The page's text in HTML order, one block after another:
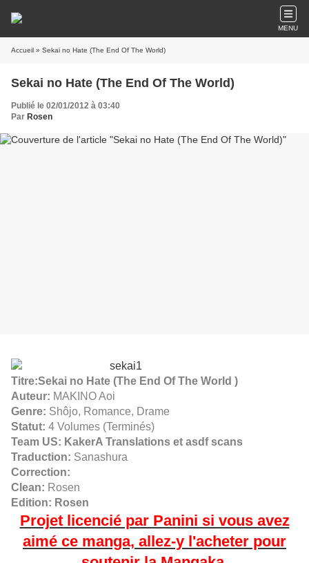
MENU
Accueil » Sekai no Hate (The End Of The World)
Sekai no Hate (The End Of The World)
Publié le 02/01/2012 à 03:40
Par Rosen
Titre:Sekai no Hate (The End Of The World )
Auteur: MAKINO Aoi
Genre: Shôjo, Romance, Drame
Statut: 4 Volumes (Terminés)
Team US: KakerA Translations et asdf scans
Traduction: Sanashura
Correction:
Clean: Rosen
Edition: Rosen
Projet licencié par Panini si vous avez
aimé ce manga, allez-y l'acheter pour